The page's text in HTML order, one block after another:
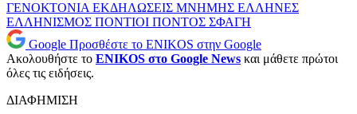
ΓΕΝΟΚΤΟΝΙΑ ΕΚΔΗΛΩΣΕΙΣ ΜΝΗΜΗΣ ΕΛΛΗΝΕΣ
ΕΛΛΗΝΙΣΜΟΣ ΠΟΝΤΙΟΙ ΠΟΝΤΟΣ ΣΦΑΓΗ
Google Προσθέστε το ENIKOS στην Google
Ακολουθήστε το ENIKOS στο Google News και μάθετε πρώτοι
όλες τις ειδήσεις.
ΔΙΑΦΗΜΙΣΗ